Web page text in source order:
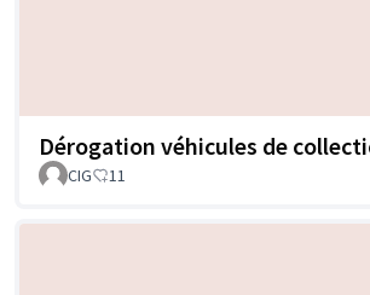
Dérogation véhicules de
CIG 11